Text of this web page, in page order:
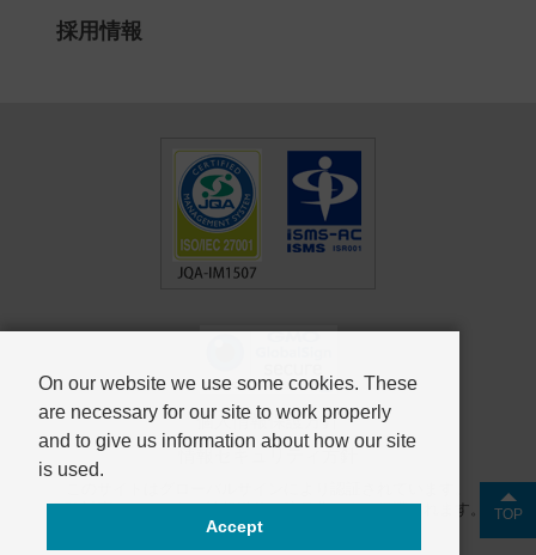
TOP
採用情報
個人情報保護方針
SSL対応ページからの情報送信は暗号化により保護されます。
On our website we use some cookies. These
are necessary for our site to work properly
and to give us information about how our site
is used.
Accept